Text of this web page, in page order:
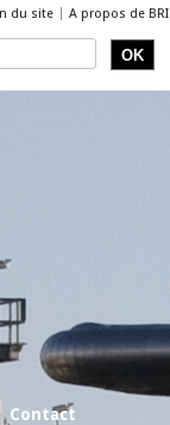
A propos de BRI
du site
Contact